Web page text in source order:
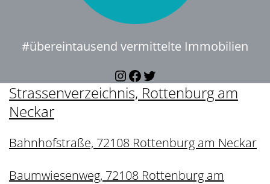
#übereintausend vermittelte Immobilien
Instagram
Facebook
Twitter
Strassenverzeichnis, Rottenburg am
Neckar
Bahnhofstraße, 72108 Rottenburg am Neckar
Baumwiesenweg, 72108 Rottenburg am